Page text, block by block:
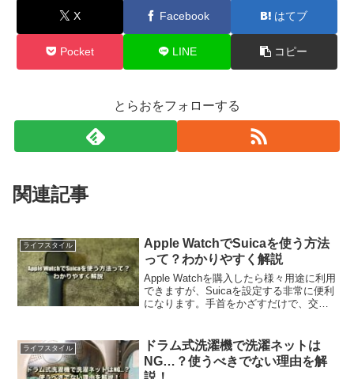
X Facebook はてブ
Pocket LINE コピー
とらおをフォローする
関連記事
ライフスタイル
Apple WatchでSuicaを使う方法
って？わかりやすく解説
Apple Watchを購入したら様々用途に利用
できますが、Suicaを設定する非常に便利
になります。手首をかざすだけで、交通
を使う方法について、徹底解説します。
ライフスタイル
ドラム式洗濯機で洗濯ネットは
NG…？使うべきでない理由を解